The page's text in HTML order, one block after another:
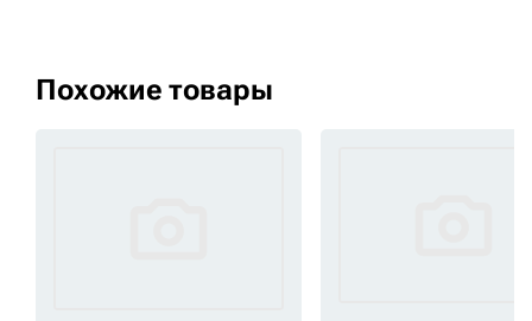
Похожие товары